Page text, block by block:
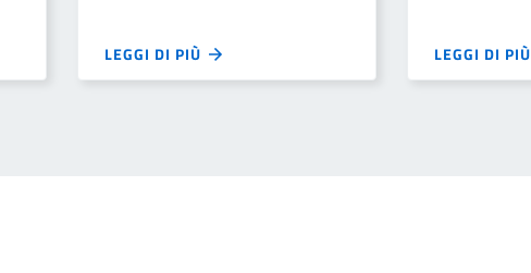
LEGGI DI PIÙ LEGGI DI PIÙ